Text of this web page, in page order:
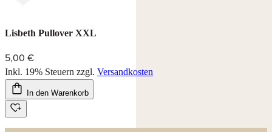
Lisbeth Pullover XXL
5,00 €
Inkl. 19% Steuern zzgl. Versandkosten
In den Warenkorb